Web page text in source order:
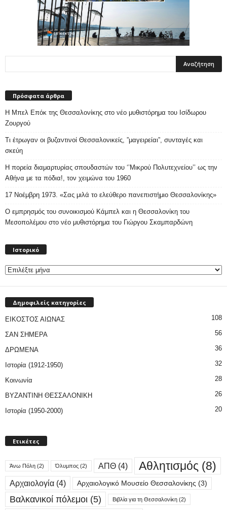
Πρόσφατα άρθρα
Η Μπελ Επόκ της Θεσσαλονίκης στο νέο μυθιστόρημα του Ισίδωρου
Ζουργού
Τι έτρωγαν οι βυζαντινοί Θεσσαλονικείς, ”μαγειρείαι”, συνταγές και
σκεύη
Η πορεία διαμαρτυρίας σπουδαστών του ‘’Μικρού Πολυτεχνείου’’ ως την
Αθήνα με τα πόδια!, τον χειμώνα του 1960
17 Νοέμβρη 1973. «Σας μιλά το ελεύθερο πανεπιστήμιο Θεσσαλονίκης»
Ο εμπρησμός του συνοικισμού Κάμπελ και η Θεσσαλονίκη του
Μεσοπολέμου στο νέο μυθιστόρημα του Γιώργου Σκαμπαρδώνη
Ιστορικό
Δημοφιλείς κατηγορίες
ΕΙΚΟΣΤΟΣ ΑΙΩΝΑΣ 108
ΣΑΝ ΣΗΜΕΡΑ 56
ΔΡΩΜΕΝΑ 36
Ιστορία (1912-1950) 32
Κοινωνία 28
ΒΥΖΑΝΤΙΝΗ ΘΕΣΣΑΛΟΝΙΚΗ 26
Ιστορία (1950-2000) 20
Ετικέτες
Άνω Πόλη (2) Όλυμπος (2) ΑΠΘ (4) Αθλητισμός (8)
Αρχαιολογία (4) Αρχαιολογικό Μουσείο Θεσσαλονίκης (3)
Βαλκανικοί πόλεμοι (5) Βιβλία για τη Θεσσαλονίκη (2)